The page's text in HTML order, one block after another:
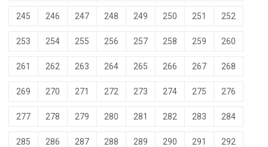
245 246 247 248 249 250 251 252
253 254 255 256 257 258 259 260
261 262 263 264 265 266 267 268
269 270 271 272 273 274 275 276
277 278 279 280 281 282 283 284
285 286 287 288 289 290 291 292